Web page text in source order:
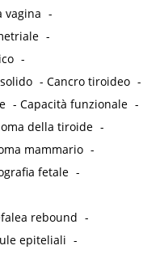
vagina -
-
-
-Cancro tiroideo -
-Capacità funzionale -
della tiroide -
mammario -
fetale -
rebound -
epiteliali -